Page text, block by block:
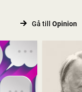
Gå till Opinion